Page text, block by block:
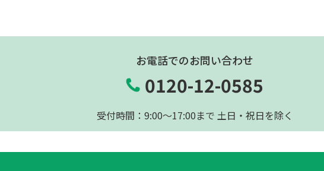
お電話でのお問い合わせ
0120-12-0585
受付時間：9:00〜17:00まで 土日・祝日を除く